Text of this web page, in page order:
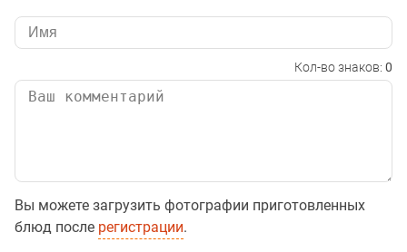
Кол-во знаков: 0
Вы можете загрузить фотографии приготовленных
блюд после регистрации.